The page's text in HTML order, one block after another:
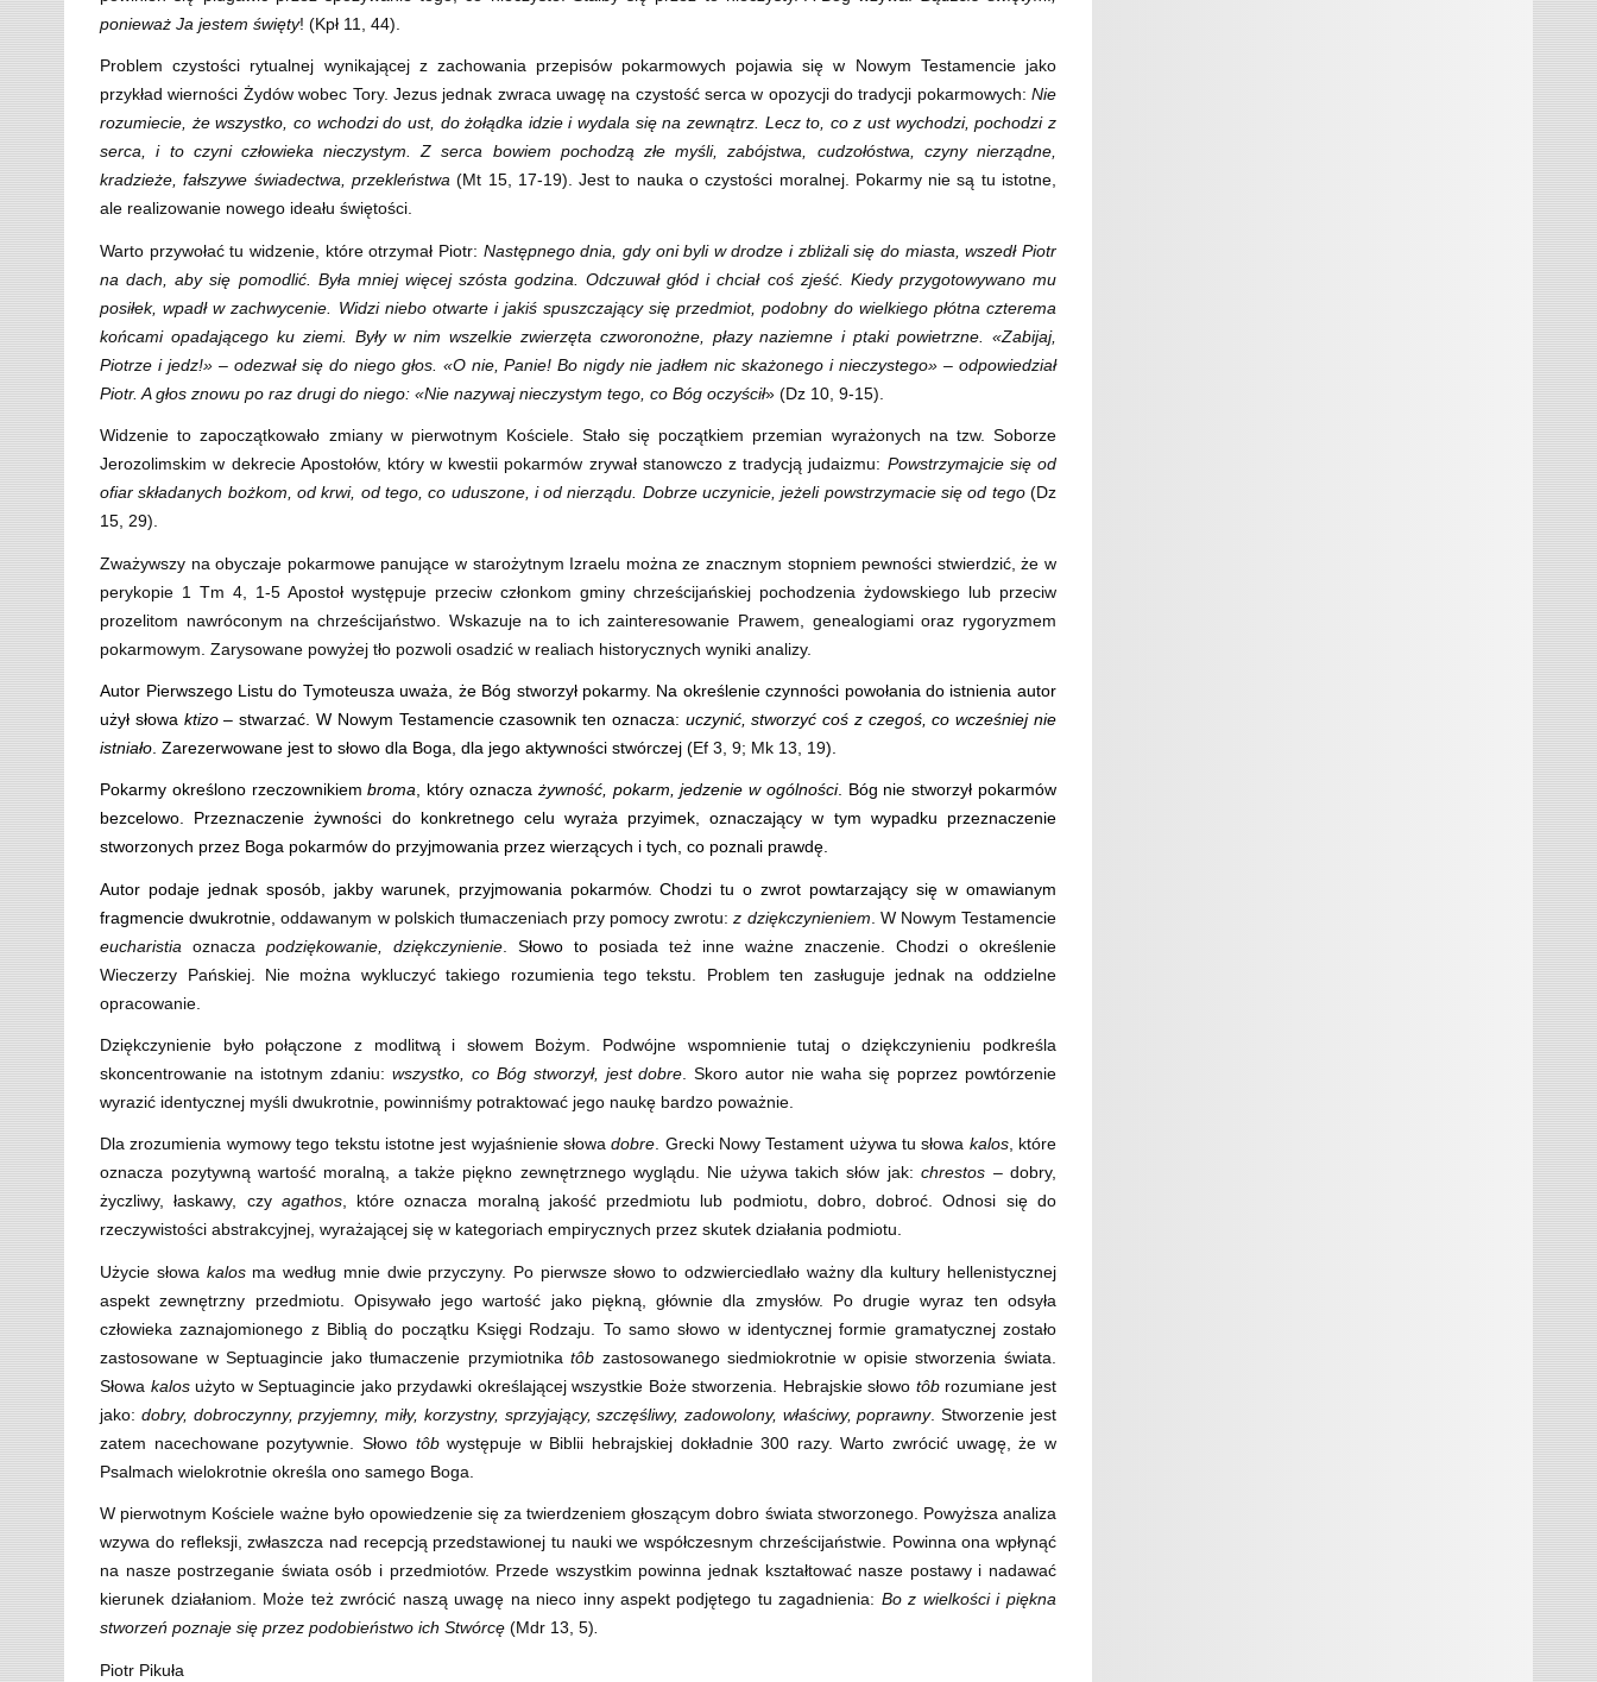
ponieważ Ja jestem święty! (Kpł 11, 44).
Problem czystości rytualnej wynikającej z zachowania przepisów pokarmowych pojawia się w Nowym Testamencie jako
przykład wierności Żydów wobec Tory. Jezus jednak zwraca uwagę na czystość serca w opozycji do tradycji pokarmowych: Nie
rozumiecie, że wszystko, co wchodzi do ust, do żołądka idzie i wydala się na zewnątrz. Lecz to, co z ust wychodzi, pochodzi z
serca, i to czyni człowieka nieczystym. Z serca bowiem pochodzą złe myśli, zabójstwa, cudzołóstwa, czyny nierządne,
kradzieże, fałszywe świadectwa, przekleństwa(Mt 15, 17-19). Jest to nauka o czystości moralnej. Pokarmy nie są tu istotne,
ale realizowanie nowego ideału świętości.
Warto przywołać tu widzenie, które otrzymał Piotr: Następnego dnia, gdy oni byli w drodze i zbliżali się do miasta, wszedł Piotr
na dach, aby się pomodlić. Była mniej więcej szósta godzina. Odczuwał głód i chciał coś zjeść. Kiedy przygotowywano mu
posiłek, wpadł w zachwycenie. Widzi niebo otwarte i jakiś spuszczający się przedmiot, podobny do wielkiego płótna czterema
końcami opadającego ku ziemi. Były w nim wszelkie zwierzęta czworonożne, płazy naziemne i ptaki powietrzne. «Zabijaj,
Piotrze i jedz!» – odezwał się do niego głos. «O nie, Panie! Bo nigdy nie jadłem nic skażonego i nieczystego» – odpowiedział
Piotr. A głos znowu po raz drugi do niego: «Nie nazywaj nieczystym tego, co Bóg oczyścił» (Dz 10, 9-15).
Widzenie to zapoczątkowało zmiany w pierwotnym Kościele. Stało się początkiem przemian wyrażonych na tzw. Soborze
Jerozolimskim w dekrecie Apostołów, który w kwestii pokarmów zrywał stanowczo z tradycją judaizmu: Powstrzymajcie się od
ofiar składanych bożkom, od krwi, od tego, co uduszone, i od nierządu. Dobrze uczynicie, jeżeli powstrzymacie się od tego (Dz
15, 29).
Zważywszy na obyczaje pokarmowe panujące w starożytnym Izraelu można ze znacznym stopniem pewności stwierdzić, że w
perykopie 1 Tm 4, 1-5 Apostoł występuje przeciw członkom gminy chrześcijańskiej pochodzenia żydowskiego lub przeciw
prozelitom nawróconym na chrześcijaństwo. Wskazuje na to ich zainteresowanie Prawem, genealogiami oraz rygoryzmem
pokarmowym. Zarysowane powyżej tło pozwoli osadzić w realiach historycznych wyniki analizy.
Autor Pierwszego Listu do Tymoteusza uważa, że Bóg stworzył pokarmy. Na określenie czynności powołania do istnienia autor
użył słowa ktizo– stwarzać. W Nowym Testamencie czasownik ten oznacza: uczynić, stworzyć coś z czegoś, co wcześniej nie
istniało . Zarezerwowane jest to słowo dla Boga, dla jego aktywności stwórczej (Ef 3, 9; Mk 13, 19).
Pokarmy określono rzeczownikiembroma, który oznacza żywność, pokarm, jedzenie w ogólności. Bóg nie stworzył pokarmów
bezcelowo. Przeznaczenie żywności do konkretnego celu wyraża przyimek, oznaczający w tym wypadku przeznaczenie
stworzonych przez Boga pokarmów do przyjmowania przez wierzących i tych, co poznali prawdę.
Autor podaje jednak sposób, jakby warunek, przyjmowania pokarmów. Chodzi tu o zwrot powtarzający się w omawianym
fragmencie dwukrotnie, oddawanym w polskich tłumaczeniach przy pomocy zwrotu:z dziękczynieniem . W Nowym Testamencie
eucharistia oznaczapodziękowanie, dziękczynienie . Słowo to posiada też inne ważne znaczenie. Chodzi o określenie
Wieczerzy Pańskiej. Nie można wykluczyć takiego rozumienia tego tekstu. Problem ten zasługuje jednak na oddzielne
opracowanie.
Dziękczynienie było połączone z modlitwą i słowem Bożym. Podwójne wspomnienie tutaj o dziękczynieniu podkreśla
skoncentrowanie na istotnym zdaniu: wszystko, co Bóg stworzył, jest dobre . Skoro autor nie waha się poprzez powtórzenie
wyrazić identycznej myśli dwukrotnie, powinniśmy potraktować jego naukę bardzo poważnie.
Dla zrozumienia wymowy tego tekstu istotne jest wyjaśnienie słowadobre. Grecki Nowy Testament używa tu słowa kalos, które
oznacza pozytywną wartość moralną, a także piękno zewnętrznego wyglądu. Nie używa takich słów jak:chrestos – dobry,
życzliwy, łaskawy, czy agathos, które oznacza moralną jakość przedmiotu lub podmiotu, dobro, dobroć. Odnosi się do
rzeczywistości abstrakcyjnej, wyrażającej się w kategoriach empirycznych przez skutek działania podmiotu.
Użycie słowa kalosma według mnie dwie przyczyny. Po pierwsze słowo to odzwierciedlało ważny dla kultury hellenistycznej
aspekt zewnętrzny przedmiotu. Opisywało jego wartość jako piękną, głównie dla zmysłów. Po drugie wyraz ten odsyła
człowieka zaznajomionego z Biblią do początku Księgi Rodzaju. To samo słowo w identycznej formie gramatycznej zostało
zastosowane w Septuagincie jako tłumaczenie przymiotnikatôb zastosowanego siedmiokrotnie w opisie stworzenia świata.
Słowa kalosużyto w Septuagincie jako przydawki określającej wszystkie Boże stworzenia. Hebrajskie słowo tôbrozumiane jest
jako: dobry, dobroczynny, przyjemny, miły, korzystny, sprzyjający, szczęśliwy, zadowolony, właściwy, poprawny. Stworzenie jest
zatem nacechowane pozytywnie. Słowo tôbwystępuje w Biblii hebrajskiej dokładnie 300 razy. Warto zwrócić uwagę, że w
Psalmach wielokrotnie określa ono samego Boga.
W pierwotnym Kościele ważne było opowiedzenie się za twierdzeniem głoszącym dobro świata stworzonego. Powyższa analiza
wzywa do refleksji, zwłaszcza nad recepcją przedstawionej tu nauki we współczesnym chrześcijaństwie. Powinna ona wpłynąć
na nasze postrzeganie świata osób i przedmiotów. Przede wszystkim powinna jednak kształtować nasze postawy i nadawać
kierunek działaniom. Może też zwrócić naszą uwagę na nieco inny aspekt podjętego tu zagadnienia: Bo z wielkości i piękna
stworzeń poznaje się przez podobieństwo ich Stwórcę(Mdr 13, 5).
Piotr Pikuła